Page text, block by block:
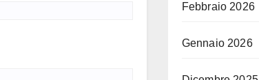
Febbraio 2026
Gennaio 2026